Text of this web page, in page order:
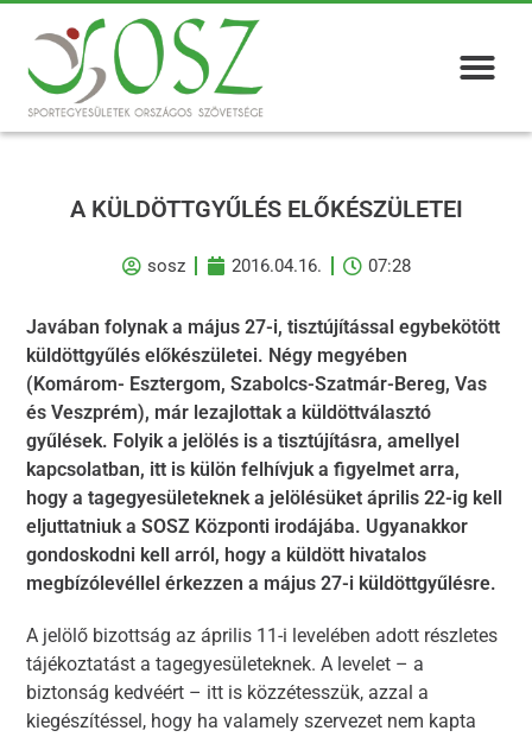
A KÜLDÖTTGYŰLÉS ELŐKÉSZÜLETEI
sosz 2016.04.16. 07:28
Javában folynak a május 27-i, tisztújítással egybekötött
küldöttgyűlés előkészületei. Négy megyében
(Komárom- Esztergom, Szabolcs-Szatmár-Bereg, Vas
és Veszprém), már lezajlottak a küldöttválasztó
gyűlések. Folyik a jelölés is a tisztújításra, amellyel
kapcsolatban, itt is külön felhívjuk a figyelmet arra,
hogy a tagegyesületeknek a jelölésüket április 22-ig kell
eljuttatniuk a SOSZ Központi irodájába. Ugyanakkor
gondoskodni kell arról, hogy a küldött hivatalos
megbízólevéllel érkezzen a május 27-i küldöttgyűlésre.
A jelölő bizottság az április 11-i levelében adott részletes
tájékoztatást a tagegyesületeknek. A levelet – a
biztonság kedvéért – itt is közzétesszük, azzal a
kiegészítéssel, hogy ha valamely szervezet nem kapta